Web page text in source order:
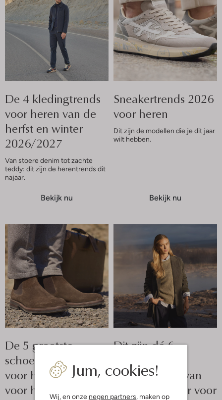
Jum, cookies!
Wij, en onze negen partners , maken op
De 4 kledingtrends
voor heren van de
herfst en winter
2026/2027
Van stoere denim tot zachte
teddy: dit zijn de herentrends dit
najaar.
Bekijk nu
Sneakertrends 2026
voor heren
Dit zijn de modellen die je dit jaar
wilt hebben.
Bekijk nu
De 5 grootste
schoenentrends
voor herfst en winter
voor heren
Dit zijn dé 6
grootste
fashiontrends van
herfst en winter voor